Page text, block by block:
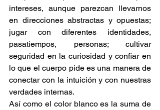
intereses, aunque parezcan llevarnos
en direcciones abstractas y opuestas;
jugar con diferentes identidades,
pasatiempos, personas; cultivar
seguridad en la curiosidad y confiar en
lo que el cuerpo pide es una manera de
conectar con la intuición y con nuestras
verdades internas.
Así como el color blanco es la suma de